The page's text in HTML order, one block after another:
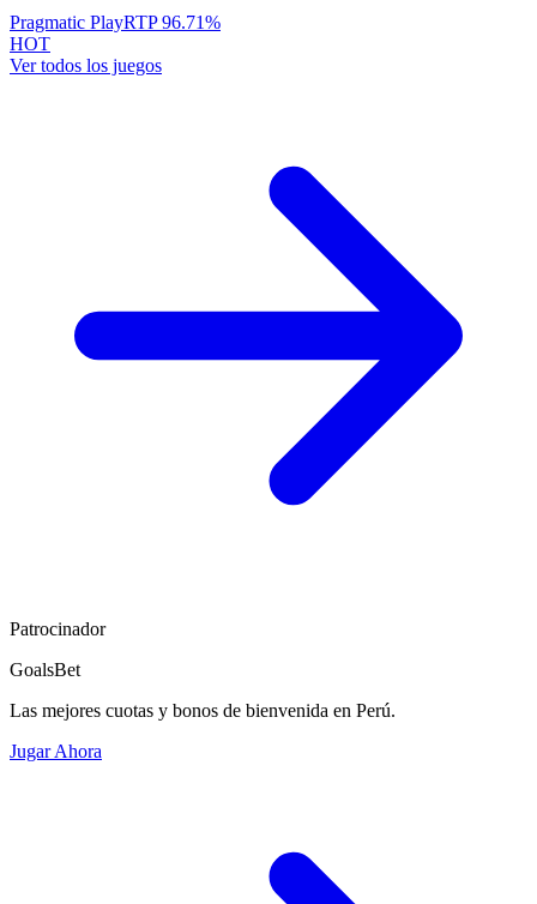
Pragmatic PlayRTP96.71%
HOT
Ver todos los juegos
Patrocinador
GoalsBet
Las mejores cuotas y bonos de bienvenida en Perú.
Jugar Ahora